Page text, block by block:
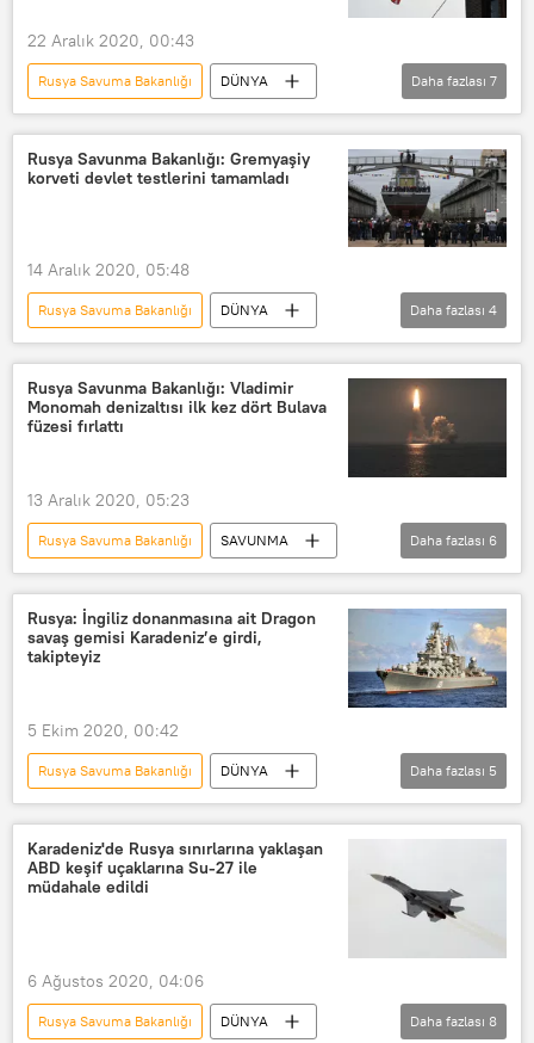
22 Aralık 2020, 00:43
Rusya Savuma Bakanlığı
DÜNYA
Haberler
ABD Ticaret Bakanlığı
Rusya Dış İstihbart Servisi (SVR)
Yaptırım
Kara liste
Rusya
Daha fazlası 7
Rusya Savunma Bakanlığı: Gremyaşiy
korveti devlet testlerini tamamladı
14 Aralık 2020, 05:48
Rusya Savuma Bakanlığı
DÜNYA
Haberler
Gremyaşiy
korvet
Rusya
Daha fazlası 4
Rusya Savunma Bakanlığı: Vladimir
Monomah denizaltısı ilk kez dört Bulava
füzesi fırlattı
13 Aralık 2020, 05:23
Rusya Savuma Bakanlığı
SAVUNMA
Haberler
DÜNYA
Rusya
Denizaltı
Bulava
Daha fazlası 6
Rusya: İngiliz donanmasına ait Dragon
savaş gemisi Karadeniz’e girdi,
takipteyiz
5 Ekim 2020, 00:42
Rusya Savuma Bakanlığı
DÜNYA
Haberler
Avrupa
Rusya
İngiltere
Karadeniz
Daha fazlası 5
Karadeniz'de Rusya sınırlarına yaklaşan
ABD keşif uçaklarına Su-27 ile
müdahale edildi
6 Ağustos 2020, 04:06
Rusya Savuma Bakanlığı DÜNYA Daha fazlası 8